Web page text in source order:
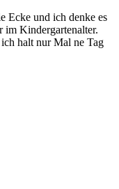
Ecke und ich denke es
im Kindergartenalter.
halt nur Mal ne Tag